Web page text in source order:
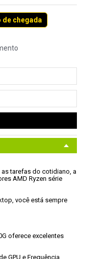
de chegada
tarefas do cotidiano, a
AMD Ryzen série
você está sempre
oferece excelentes
GPU e Frequência